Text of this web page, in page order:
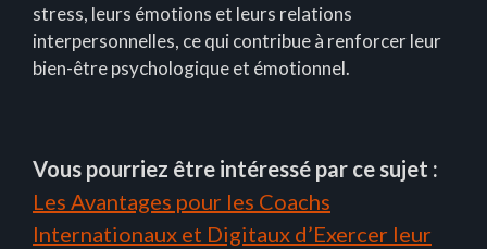
stress, leurs émotions et leurs relations
interpersonnelles, ce qui contribue à renforcer leur
bien-être psychologique et émotionnel.
Vous pourriez être intéressé par ce sujet :
Les Avantages pour les Coachs
Internationaux et Digitaux d’Exercer leur